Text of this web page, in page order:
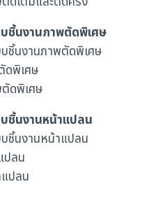
ชิ้นงานภาพตัดพิเศษ
ชิ้นงานภาพตัดพิเศษ
ดพิเศษ
ดพิเศษ
ชิ้นงานหน้าแปลน
ชิ้นงานหน้าแปลน
ปลน
ปลน